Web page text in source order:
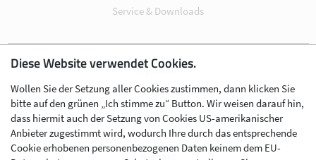
Service & Downloads
Impressum
Datenschutz
Cookie-Einstellungen
AGB
Kontakt
Diese Website verwendet Cookies.
Wollen Sie der Setzung aller Cookies zustimmen, dann klicken Sie
bitte auf den grünen „Ich stimme zu“ Button. Wir weisen darauf hin,
dass hiermit auch der Setzung von Cookies US-amerikanischer
Anbieter zugestimmt wird, wodurch Ihre durch das entsprechende
Cookie erhobenen personenbezogenen Daten keinem dem EU-